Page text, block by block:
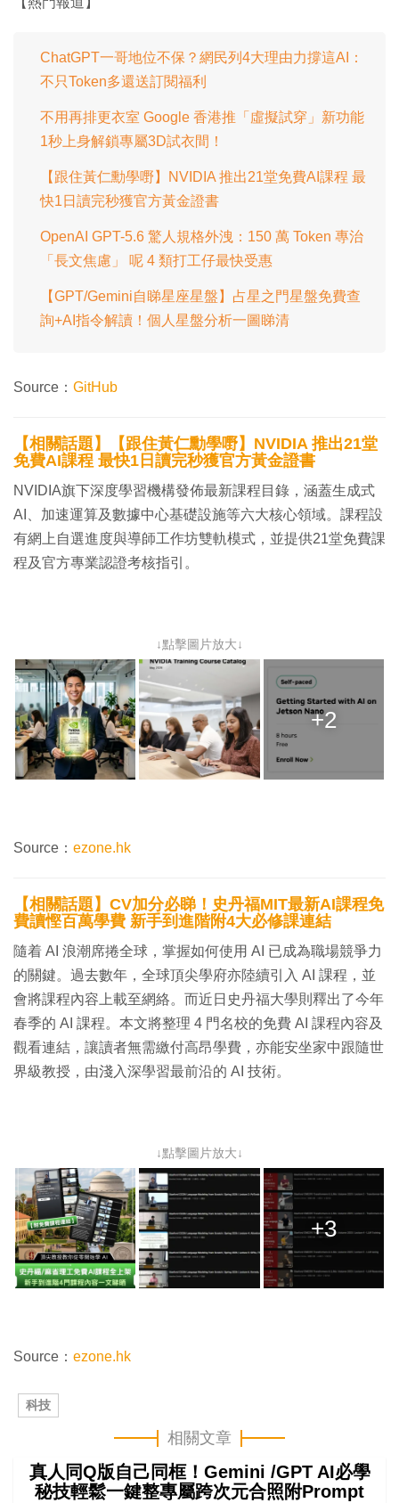
0
%
ChatGPT一哥地位不保？網民列4大理由力撐這AI：
不只Token多還送訂閱福利
不用再排更衣室 Google 香港推「虛擬試穿」新功能
1秒上身解鎖專屬3D試衣間！
【跟住黃仁勳學嘢】NVIDIA 推出21堂免費AI課程 最
快1日讀完秒獲官方黃金證書
OpenAI GPT-5.6 驚人規格外洩：150 萬 Token 專治
「長文焦慮」 呢 4 類打工仔最快受惠
【GPT/Gemini自睇星座星盤】占星之門星盤免費查
詢+AI指令解讀！個人星盤分析一圖睇清
Source： GitHub
【相關話題】【跟住黃仁勳學嘢】NVIDIA 推出21堂
免費AI課程 最快1日讀完秒獲官方黃金證書
NVIDIA旗下深度學習機構發佈最新課程目錄，涵蓋生成式
AI、加速運算及數據中心基礎設施等六大核心領域。課程設
有網上自選進度與導師工作坊雙軌模式，並提供21堂免費課
程及官方專業認證考核指引。
↓點擊圖片放大↓
+2
Source： ezone.hk
【相關話題】CV加分必睇！史丹福MIT最新AI課程免
費讀慳百萬學費 新手到進階附4大必修課連結
隨着 AI 浪潮席捲全球，掌握如何使用 AI 已成為職場競爭力
的關鍵。過去數年，全球頂尖學府亦陸續引入 AI 課程，並
會將課程內容上載至網絡。而近日史丹福大學則釋出了今年
春季的 AI 課程。本文將整理 4 門名校的免費 AI 課程內容及
觀看連結，讓讀者無需繳付高昂學費，亦能安坐家中跟隨世
界級教授，由淺入深學習最前沿的 AI 技術。
↓點擊圖片放大↓
+3
Source： ezone.hk
科技
相關文章
真人同Q版自己同框！Gemini /GPT AI必學
秘技輕鬆一鍵整專屬跨次元合照附Prompt